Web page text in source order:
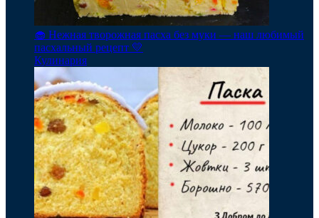
🧁 Нежная творожная пасха без муки — наш любимый
пасхальный рецепт 💛
Кулинария